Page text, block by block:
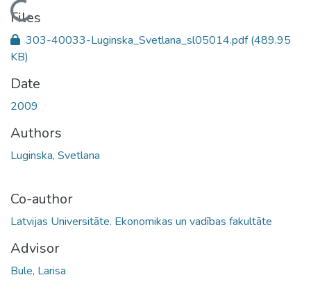
Loading...
Files
303-40033-Luginska_Svetlana_sl05014.pdf(489.95
KB)
Date
2009
Authors
Luginska, Svetlana
Co-author
Latvijas Universitāte. Ekonomikas un vadības fakultāte
Advisor
Bule, Larisa